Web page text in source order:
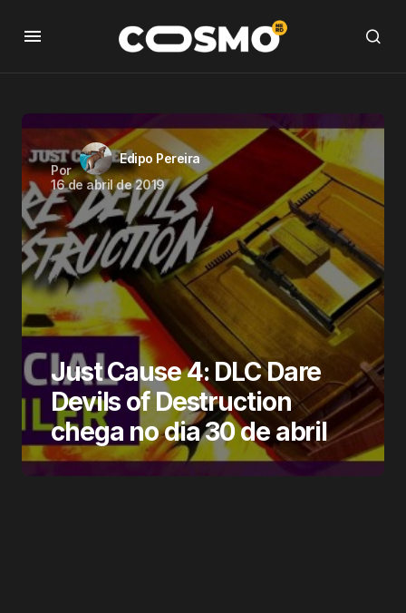
Por
Edipo Pereira
16 de abril de 2019
Just Cause 4: DLC Dare
Devils of Destruction
chega no dia 30 de abril